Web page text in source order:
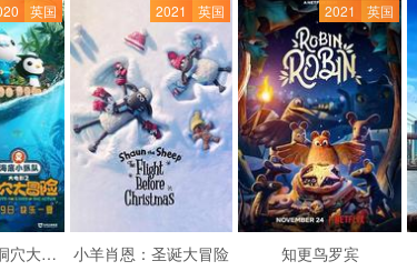
英国
海底小纵队：洞穴大冒险
2021 英国
小羊肖恩：圣诞大冒险
2021 英国
知更鸟罗宾